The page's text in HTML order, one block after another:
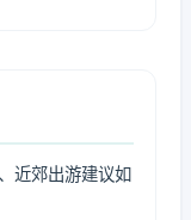
近郊出游建议如